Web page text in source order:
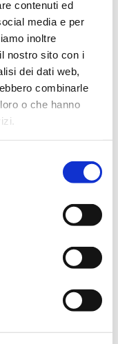
contenuti ed
media e per
inoltre
nostro sito con i
dei dati web,
combinarle
o che hanno
fava: la mia
referenze. Io
me ma per
annovera tra le
di condominio e i
lui, li ho
BNI succede
se dici che sei